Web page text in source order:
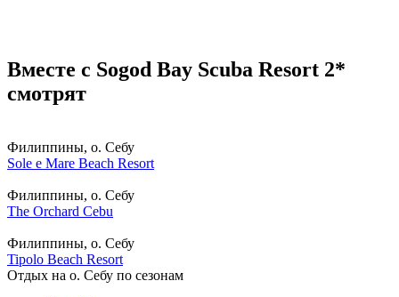
Вместе с Sogod Bay Scuba Resort 2*
смотрят
Филиппины, о. Себу
Sole e Mare Beach Resort
Филиппины, о. Себу
The Orchard Cebu
Филиппины, о. Себу
Tipolo Beach Resort
Отдых на о. Себу по сезонам